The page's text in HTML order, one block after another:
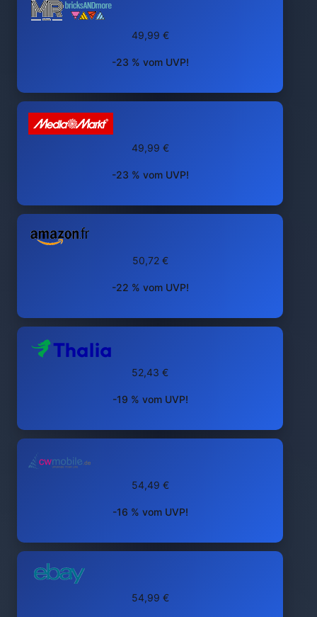
49,99 €
-23 % vom UVP!
49,99 €
-23 % vom UVP!
50,72 €
-22 % vom UVP!
52,43 €
-19 % vom UVP!
54,49 €
-16 % vom UVP!
54,99 €